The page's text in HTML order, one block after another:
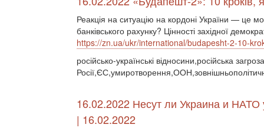
Реакція на ситуацію на кордоні України — це
банківського рахунку? Цінності західної
https://zn.ua/ukr/international/budapesht-2-10-
російсько-українські відносини,російська
16.02.2022 Несут ли Украина и
| 16.02.2022